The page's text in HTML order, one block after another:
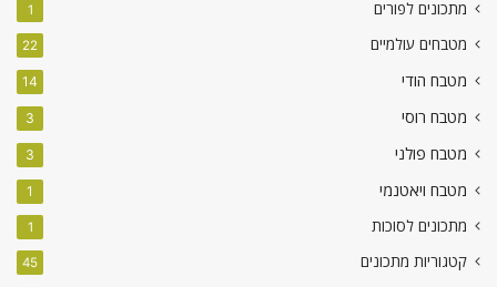
מתכונים לפורים 1
מטבחים עולמיים 22
מטבח הודי 14
מטבח רוסי 3
מטבח פולני 3
מטבח ויאטנמי 1
מתכונים לסוכות 1
קטגוריות מתכונים 45